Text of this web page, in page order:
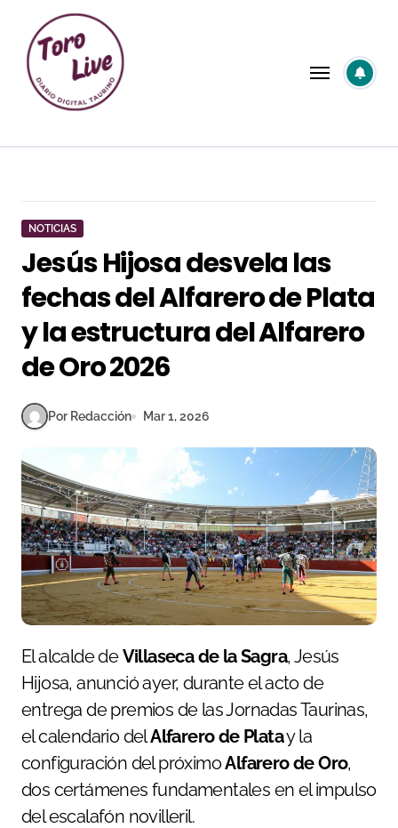
contenido
NOTICIAS
Jesús Hijosa desvela las
fechas del Alfarero de Plata
y la estructura del Alfarero
de Oro 2026
Por Redacción Mar 1, 2026
El alcalde deVillaseca de la Sagra, Jesús
Hijosa, anunció ayer, durante el acto de
entrega de premios de las Jornadas Taurinas,
el calendario delAlfarero de Platay la
configuración del próximoAlfarero de Oro,
dos certámenes fundamentales en el impulso
del escalafón novilleril.